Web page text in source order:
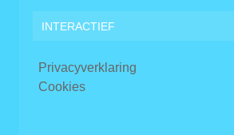
INTERACTIEF
Privacyverklaring
Cookies